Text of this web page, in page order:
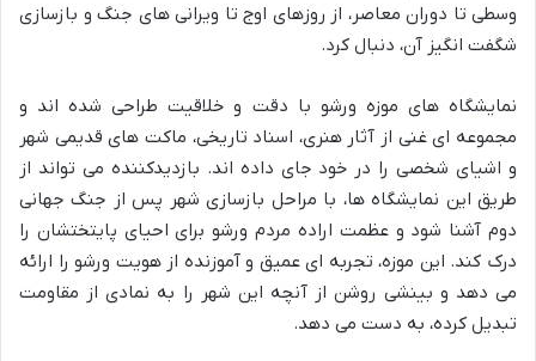
وسطی تا دوران معاصر، از روزهای اوج تا ویرانی های جنگ و بازسازی
شگفت انگیز آن، دنبال کرد.
نمایشگاه های موزه ورشو با دقت و خلاقیت طراحی شده اند و
مجموعه ای غنی از آثار هنری، اسناد تاریخی، ماکت های قدیمی شهر
و اشیای شخصی را در خود جای داده اند. بازدیدکننده می تواند از
طریق این نمایشگاه ها، با مراحل بازسازی شهر پس از جنگ جهانی
دوم آشنا شود و عظمت اراده مردم ورشو برای احیای پایتختشان را
درک کند. این موزه، تجربه ای عمیق و آموزنده از هویت ورشو را ارائه
می دهد و بینشی روشن از آنچه این شهر را به نمادی از مقاومت
تبدیل کرده، به دست می دهد.